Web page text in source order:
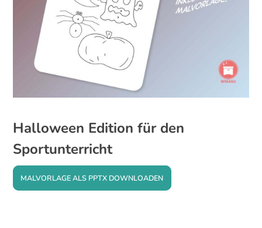
Halloween Edition für den
Sportunterricht
MALVORLAGE ALS PPTX DOWNLOADEN